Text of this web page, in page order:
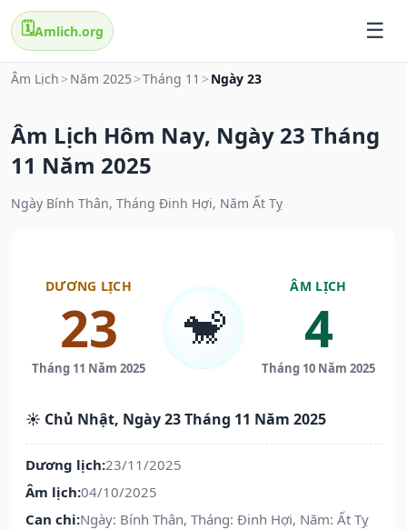
🗓️Amlich.org
Âm Lịch > Năm 2025 >Tháng 11 > Ngày 23
Âm Lịch Hôm Nay, Ngày 23 Tháng
11 Năm 2025
Ngày Bính Thân, Tháng Đinh Hợi, Năm Ất Tỵ
DƯƠNG LỊCH
23
Tháng 11 Năm 2025
🐒
ÂM LỊCH
4
Tháng 10 Năm 2025
☀️ Chủ Nhật, Ngày 23 Tháng 11 Năm 2025
Dương lịch:23/11/2025
Âm lịch:04/10/2025
Can chi:Ngày: Bính Thân, Tháng: Đinh Hợi, Năm: Ất Tỵ